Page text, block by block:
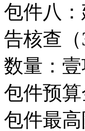
包件八
告核查
数量：壹
包件预
包件最